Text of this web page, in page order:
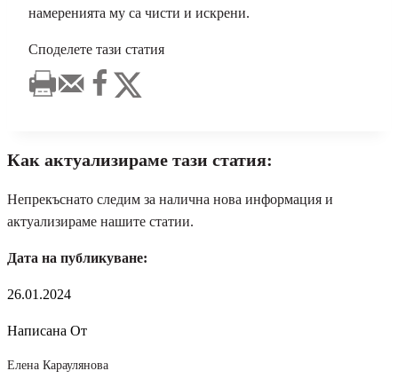
намеренията му са чисти и искрени.
Споделете тази статия
Как актуализираме тази статия:
Непрекъснато следим за налична нова информация и
актуализираме нашите статии.
Дата на публикуване:
26.01.2024
Написана От
Елена Караулянова